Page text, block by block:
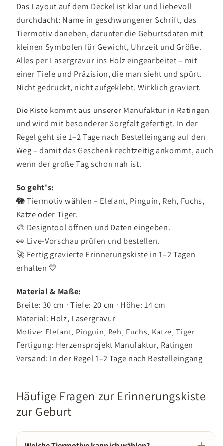
Das Layout auf dem Deckel ist klar und liebevoll
durchdacht: Name in geschwungener Schrift, das
Tiermotiv daneben, darunter die Geburtsdaten mit
kleinen Symbolen für Gewicht, Uhrzeit und Größe.
Alles per Lasergravur ins Holz eingearbeitet – mit
einer Tiefe und Präzision, die man sieht und spürt.
Nicht gedruckt, nicht aufgeklebt. Wirklich graviert.
Die Kiste kommt aus unserer Manufaktur in Ratingen
und wird mit besonderer Sorgfalt gefertigt. In der
Regel geht sie 1–2 Tage nach Bestelleingang auf den
Weg – damit das Geschenk rechtzeitig ankommt, auch
wenn der große Tag schon nah ist.
So geht's:
🐘 Tiermotiv wählen – Elefant, Pinguin, Reh, Fuchs,
Katze oder Tiger.
🎨 Designtool öffnen und Daten eingeben.
👀 Live-Vorschau prüfen und bestellen.
🚀 Fertig gravierte Erinnerungskiste in 1–2 Tagen
erhalten 💛
Material & Maße:
Breite: 30 cm · Tiefe: 20 cm · Höhe: 14 cm
Material: Holz, Lasergravur
Motive: Elefant, Pinguin, Reh, Fuchs, Katze, Tiger
Fertigung: Herzensprojekt Manufaktur, Ratingen
Versand: In der Regel 1–2 Tage nach Bestelleingang
Häufige Fragen zur Erinnerungskiste
zur Geburt